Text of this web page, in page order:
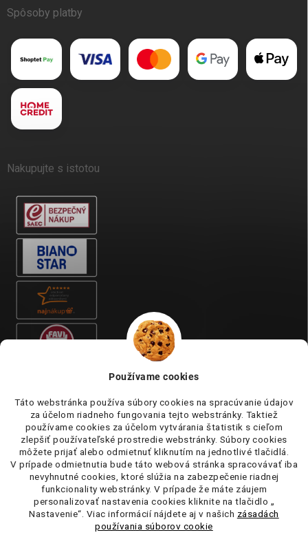
Používame cookies
Táto webstránka používa súbory cookies na spracúvanie údajov
za účelom riadneho fungovania tejto webstránky. Taktiež
používame cookies za účelom vytvárania štatistik s cieľom
zlepšiť používateľské prostredie webstránky. Súbory cookies
môžete prijať alebo odmietnuť kliknutím na jednotlivé tlačidlá.
V prípade odmietnutia bude táto webová stránka spracovávať iba
nevyhnutné cookies, ktoré slúžia na zabezpečenie riadnej
funkcionality webstránky. V prípade že máte záujem
personalizovať nastavenia cookies kliknite na tlačidlo „
Nastavenie“. Viac informácií nájdete aj v našich zásadách
používania súborov cookie
Spôsoby platby
Nakupujte s istotou